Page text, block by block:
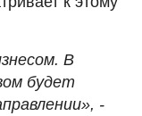
В
будет
-